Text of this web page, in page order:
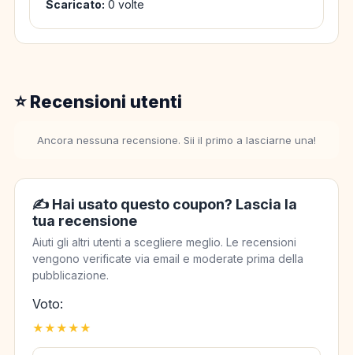
Scaricato: 0 volte
⭐ Recensioni utenti
Ancora nessuna recensione. Sii il primo a lasciarne una!
✍️ Hai usato questo coupon? Lascia la
tua recensione
Aiuti gli altri utenti a scegliere meglio. Le recensioni
vengono verificate via email e moderate prima della
pubblicazione.
Voto:
★
★
★
★
★